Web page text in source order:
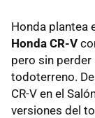
Honda plantea
Honda CR-V
pero sin
todoterreno.
CR-V en el
versiones del